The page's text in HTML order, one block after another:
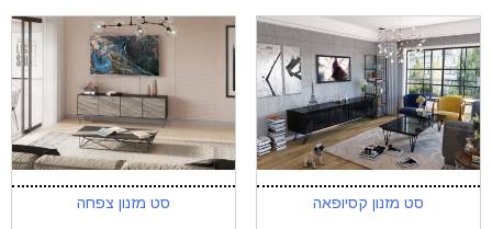
סט מזנון קסיופאה סט מזנון צפחה